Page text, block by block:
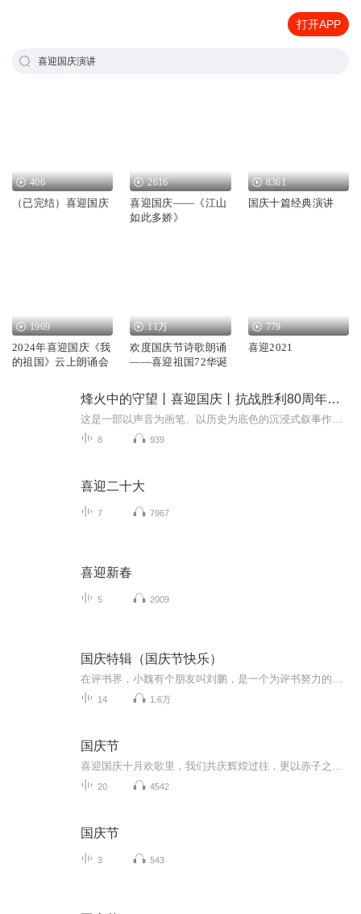
打开APP
喜迎国庆演讲
406
（已完结）喜迎国庆
2616
喜迎国庆——《江山
如此多娇》
8361
国庆十篇经典演讲
1969
2024年喜迎国庆《我
的祖国》云上朗诵会
11万
欢度国庆节诗歌朗诵
——喜迎祖国72华诞
779
喜迎2021
烽火中的守望丨喜迎国庆丨抗战胜利80周年丨广播剧
8 939
喜迎二十大
7 7967
喜迎新春
5 2009
国庆特辑（国庆节快乐）
14 1.6万
国庆节
20 4542
国庆节
3 543